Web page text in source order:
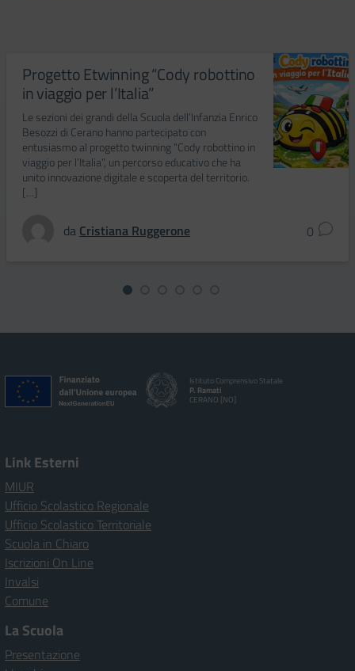
Progetto Etwinning “Cody robottino
in viaggio per l’Italia”
Le sezioni dei grandi della Scuola dell’Infanzia Enrico
Besozzi di Cerano hanno partecipato con
entusiasmo al progetto twinning “Cody robottino in
viaggio per l’Italia”, un percorso educativo che ha
unito innovazione digitale e scoperta del territorio.
[…]
da Cristiana Ruggerone 0
Istituto Comprensivo Statale
P. Ramati
CERANO [NO]
Link Esterni
MIUR
Ufficio Scolastico Regionale
Ufficio Scolastico Territoriale
Scuola in Chiaro
Iscrizioni On Line
Invalsi
Comune
La Scuola
Presentazione